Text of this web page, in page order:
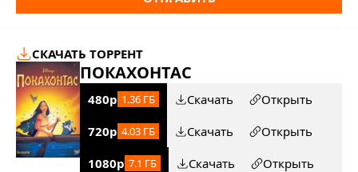
СКАЧАТЬ ТОРРЕНТ
ПОКАХОНТАС
480p 1.36 ГБ Скачать
Открыть
720p 4.03 ГБ Скачать
Открыть
1080p 7.1 ГБ Скачать Открыть